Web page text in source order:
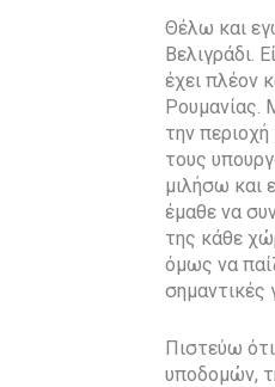
Θέλω και
Βελιγράδι.
έχει πλέον
Ρουμανίας.
την
τους
μιλήσω και
έμαθε να
της κάθε
όμως να
σημαντικές
Πιστεύω
υποδομών,